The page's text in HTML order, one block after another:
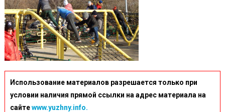
Использование материалов разрешается только при
условии наличия прямой ссылки на адрес материала на
сайтеwww.yuzhny.info.